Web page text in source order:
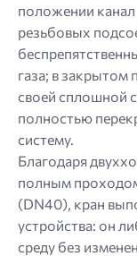
положении канал
резьбовых
газа; в
своей сплошной
полностью
систему.
Благодаря
полным
(DN40), кран
устройства: он
среду без